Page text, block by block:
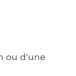
ou d'une